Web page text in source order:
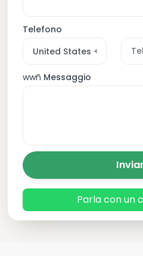
Telefono
wwñ Messaggio
Parla con un